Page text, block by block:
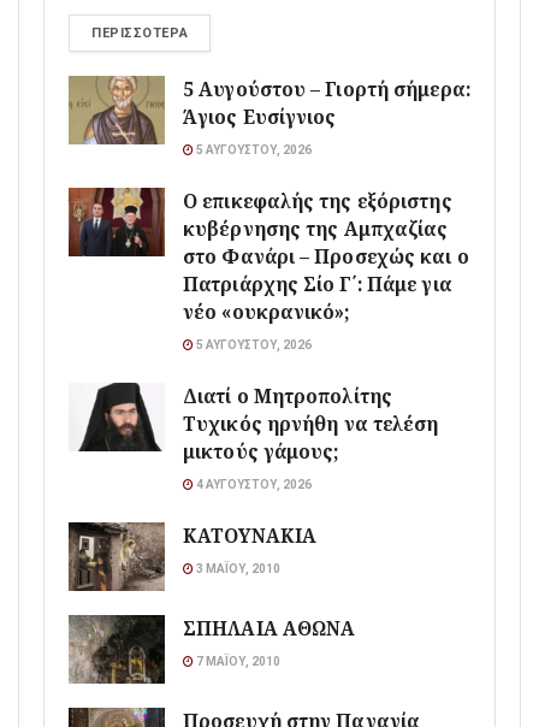
ΠΕΡΙΣΣΌΤΕΡΑ
5 Αυγούστου – Γιορτή σήμερα:
Άγιος Ευσίγνιος
5 ΑΥΓΟΎΣΤΟΥ, 2026
Ο επικεφαλής της εξόριστης
κυβέρνησης της Αμπχαζίας
στο Φανάρι – Προσεχώς και ο
Πατριάρχης Σίο Γ΄: Πάμε για
νέο «ουκρανικό»;
5 ΑΥΓΟΎΣΤΟΥ, 2026
Διατί ο Μητροπολίτης
Τυχικός ηρνήθη να τελέση
μικτούς γάμους;
4 ΑΥΓΟΎΣΤΟΥ, 2026
ΚΑΤΟΥΝΑΚΙΑ
3 ΜΑΪ́ΟΥ, 2010
ΣΠΗΛΑΙΑ ΑΘΩΝΑ
7 ΜΑΪ́ΟΥ, 2010
Προσευχή στην Παναγία